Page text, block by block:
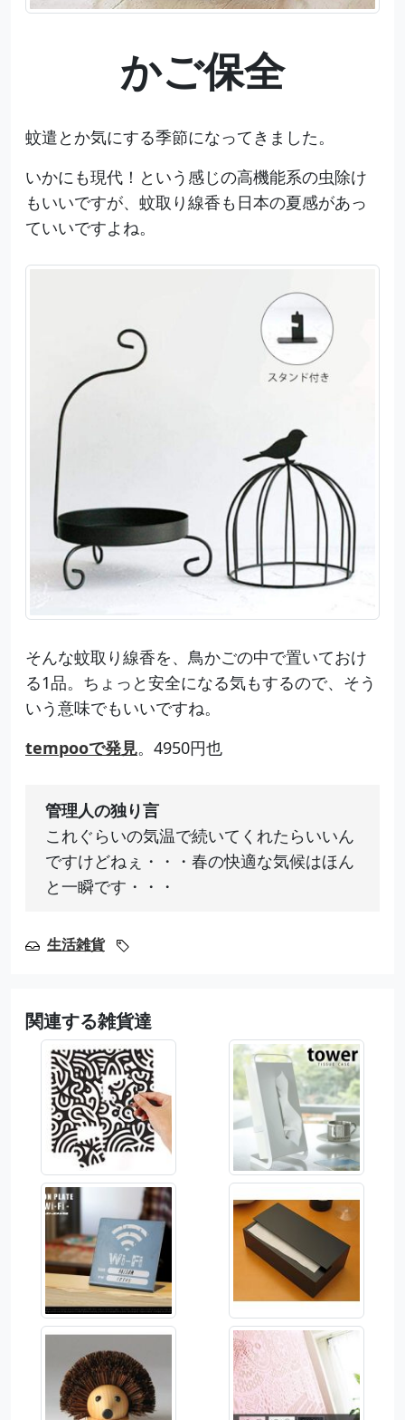
かご保全
蚊遣とか気にする季節になってきました。
いかにも現代！という感じの高機能系の虫除け
もいいですが、蚊取り線香も日本の夏感があっ
ていいですよね。
そんな蚊取り線香を、鳥かごの中で置いておけ
る1品。ちょっと安全になる気もするので、そう
いう意味でもいいですね。
tempooで発見。4950円也
管理人の独り言
これぐらいの気温で続いてくれたらいいん
ですけどねぇ・・・春の快適な気候はほん
と一瞬です・・・
生活雑貨
関連する雑貨達